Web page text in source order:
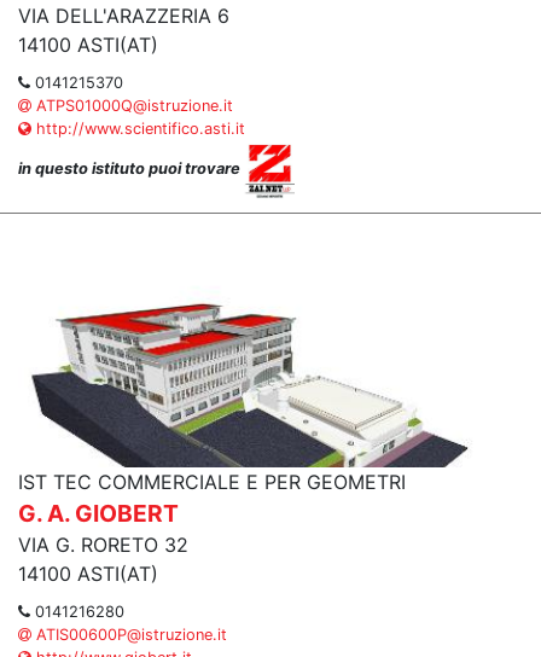
VIA DELL'ARAZZERIA 6
14100 ASTI(AT)
0141215370
ATPS01000Q@istruzione.it
http://www.scientifico.asti.it
in questo istituto puoi trovare
IST TEC COMMERCIALE E PER GEOMETRI
G. A. GIOBERT
VIA G. RORETO 32
14100 ASTI(AT)
0141216280
ATIS00600P@istruzione.it